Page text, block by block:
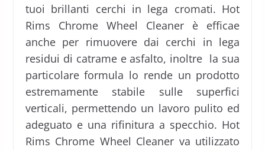
tuoi brillanti cerchi in lega cromati. Hot
Rims Chrome Wheel Cleaner è efficae
anche per rimuovere dai cerchi in lega
residui di catrame e asfalto, inoltre la sua
particolare formula lo rende un prodotto
estremamente stabile sulle superfici
verticali, permettendo un lavoro pulito ed
adeguato e una rifinitura a specchio. Hot
Rims Chrome Wheel Cleaner va utilizzato